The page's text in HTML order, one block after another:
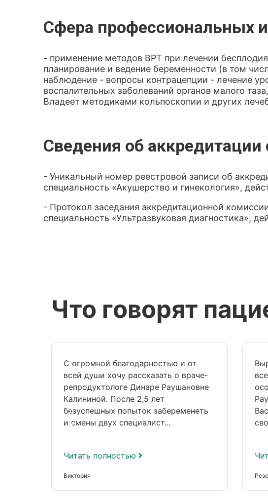
Сфера профессиональных
- применение методов ВРТ при лечении
планирование и ведение беременности (в том
наблюдение - вопросы контрацепции - лечение
воспалительных заболеваний органов малого
Владеет методиками кольпоскопии и других
Сведения об аккредитации
- Уникальный номер реестровой записи об
специальность «Акушерство и гинекология»,
- Протокол заседания аккредитационной
специальность «Ультразвуковая диагностика»,
Что говорят
С огромной благодарностью и от
всей души хочу рассказать о враче-
репродуктологе Динаре Раушановне
Калининой. После 2,5 лет
безуспешных попыток забеременеть
и смены двух специалист...
Читать полностью
Виктория